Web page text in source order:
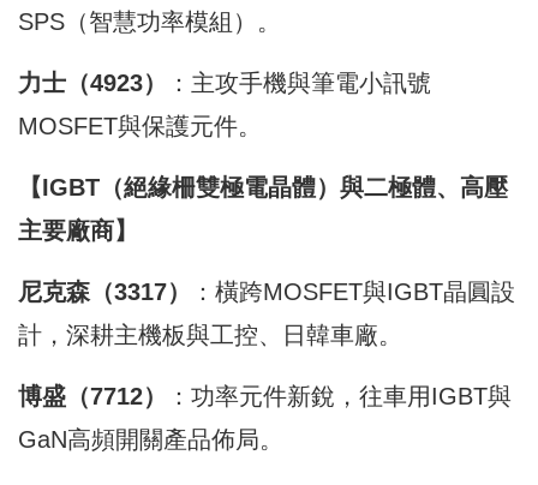
SPS（智慧功率模組）。
力士（4923）
：主攻手機與筆電小訊號
MOSFET與保護元件。
【IGBT（絕緣柵雙極電晶體）與二極體、高壓
主要廠商】
尼克森（3317）
：橫跨MOSFET與IGBT晶圓設
計，深耕主機板與工控、日韓車廠。
博盛（7712）
：功率元件新銳，往車用IGBT與
GaN高頻開關產品佈局。